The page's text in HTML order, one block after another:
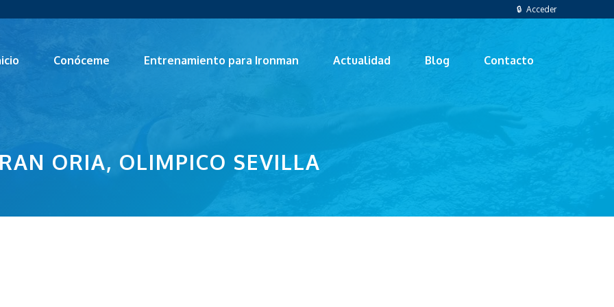
🔒 Acceder
Conóceme Entrenamiento para Ironman Actualidad Blog Contacto
ORIA, OLIMPICO SEVILLA